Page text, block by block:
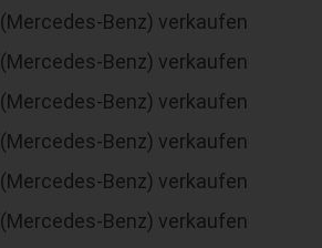
(Mercedes-Benz) verkaufen
(Mercedes-Benz) verkaufen
(Mercedes-Benz) verkaufen
(Mercedes-Benz) verkaufen
(Mercedes-Benz) verkaufen
(Mercedes-Benz) verkaufen